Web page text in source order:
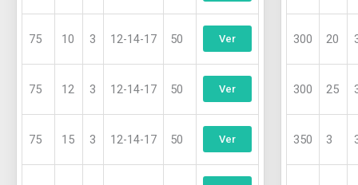
75 10 3 12-14-17 50 Ver
75 12 3 12-14-17 50 Ver
75 15 3 12-14-17 50 Ver
300 20
300 25
350 3